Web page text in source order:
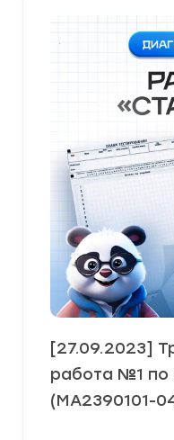
[27.09.2023]
работа №1 по
(МА2390101-